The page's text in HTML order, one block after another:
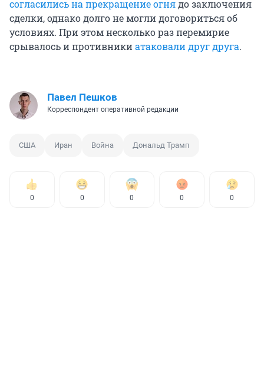
согласились на прекращение огнядо заключения
сделки, однако долго не могли договориться об
условиях. При этом несколько раз перемирие
срывалось и противникиатаковали друг друга.
Павел Пешков
Корреспондент оперативной редакции
США Иран Война Дональд Трамп
0 0 0 0 0